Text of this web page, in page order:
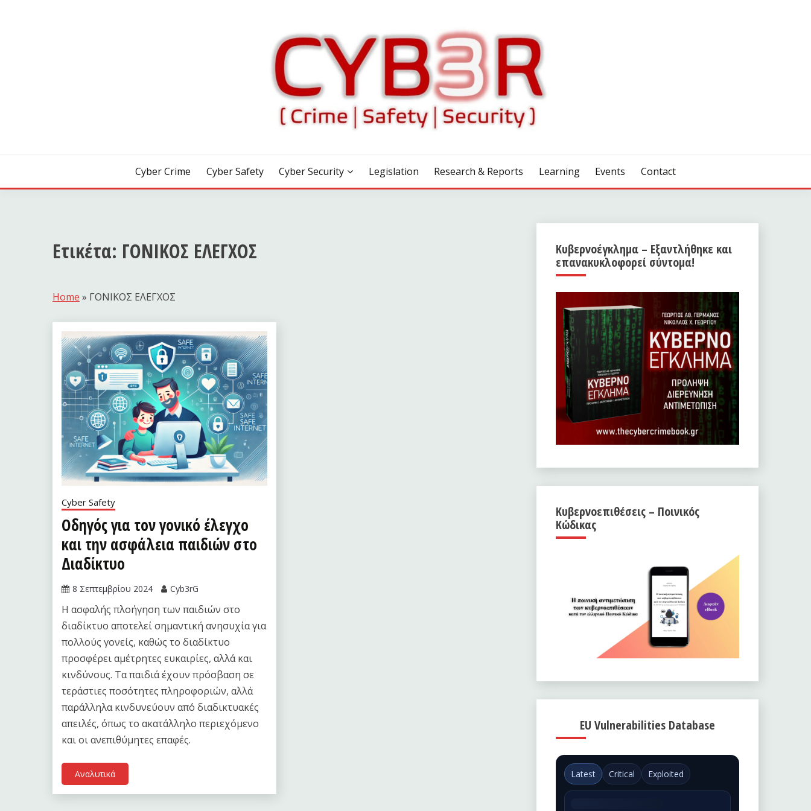
Cyber Crime Cyber Safety Cyber Security Legislation Research & Reports Learning Events Contact
Ετικέτα: ΓΟΝΙΚΟΣ ΕΛΕΓΧΟΣ
Home » ΓΟΝΙΚΟΣ ΕΛΕΓΧΟΣ
Cyber Safety
Οδηγός για τον γονικό έλεγχο
και την ασφάλεια παιδιών στο
Διαδίκτυο
8 Σεπτεμβρίου 2024 Cyb3rG
Η ασφαλής πλοήγηση των παιδιών στο
διαδίκτυο αποτελεί σημαντική ανησυχία για
πολλούς γονείς, καθώς το διαδίκτυο
προσφέρει αμέτρητες ευκαιρίες, αλλά και
κινδύνους. Τα παιδιά έχουν πρόσβαση σε
τεράστιες ποσότητες πληροφοριών, αλλά
παράλληλα κινδυνεύουν από διαδικτυακές
απειλές, όπως το ακατάλληλο περιεχόμενο
και οι ανεπιθύμητες επαφές.
Αναλυτικά
Κυβερνοέγκλημα – Εξαντλήθηκε και
επανακυκλοφορεί σύντομα!
Κυβερνοεπιθέσεις – Ποινικός
Κώδικας
EU Vulnerabilities Database
Latest Critical
Exploited